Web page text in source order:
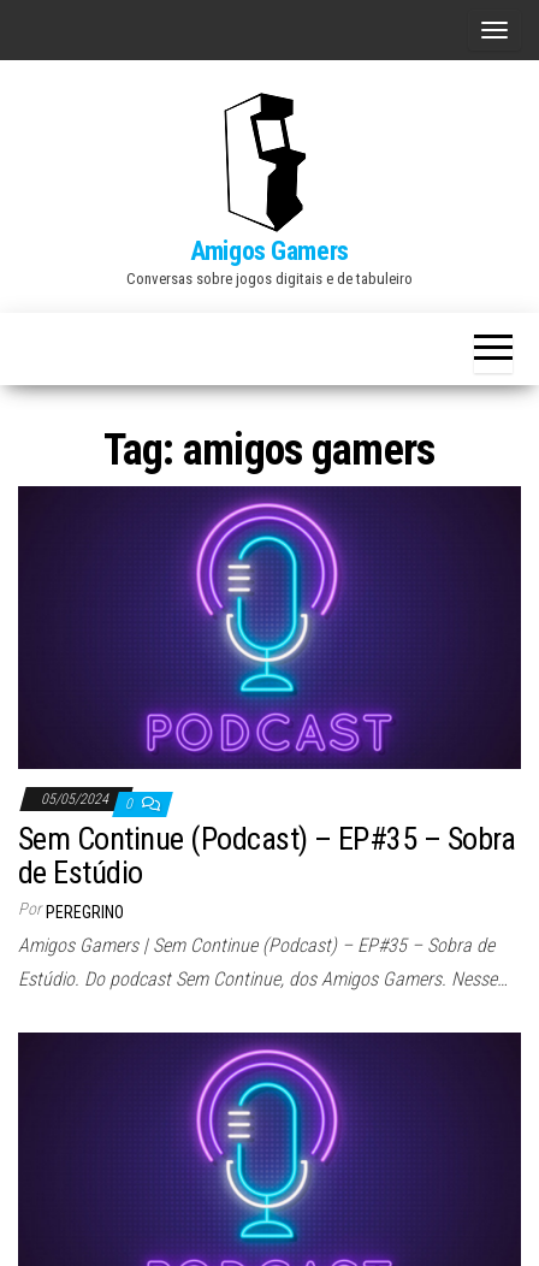
A
a
v
Amigos Gamers
Conversas sobre jogos digitais e de tabuleiro
Tag: amigos gamers
05/05/2024 0
Sem Continue (Podcast) – EP#35 – Sobra
de Estúdio
Por PEREGRINO
Amigos Gamers | Sem Continue (Podcast) – EP#35 – Sobra de
Estúdio. Do podcast Sem Continue, dos Amigos Gamers. Nesse…